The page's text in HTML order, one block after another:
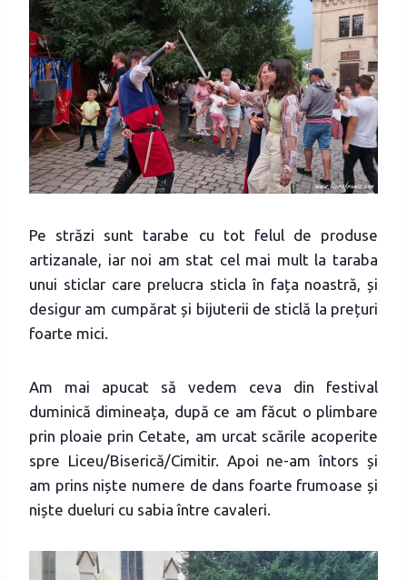
Pe străzi sunt tarabe cu tot felul de produse
artizanale, iar noi am stat cel mai mult la taraba
unui sticlar care prelucra sticla în fața noastră, și
desigur am cumpărat și bijuterii de sticlă la prețuri
foarte mici.
Am mai apucat să vedem ceva din festival
duminică dimineața, după ce am făcut o plimbare
prin ploaie prin Cetate, am urcat scările acoperite
spre Liceu/Biserică/Cimitir. Apoi ne-am întors și
am prins niște numere de dans foarte frumoase și
niște dueluri cu sabia între cavaleri.